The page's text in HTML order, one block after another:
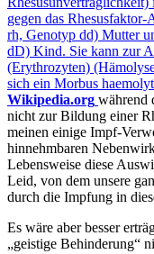
gegen das Rhesusfaktor-
rh, Genotyp dd) Mutter
dD) Kind. Sie kann zur
(Erythrozyten)
sich ein Morbus
Wikipedia.org während
nicht zur Bildung einer
meinen einige Impf-
hinnehmbaren
Lebensweise diese
Leid, von dem unsere
durch die Impfung in
Es wäre aber besser
geistige Behinderung